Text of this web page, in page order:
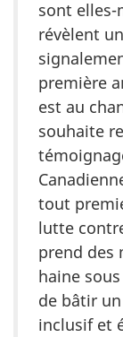
sont elles-
révèlent
première
est au
souhaite
tout
lutte
prend des
haine
de bâtir
inclusif et